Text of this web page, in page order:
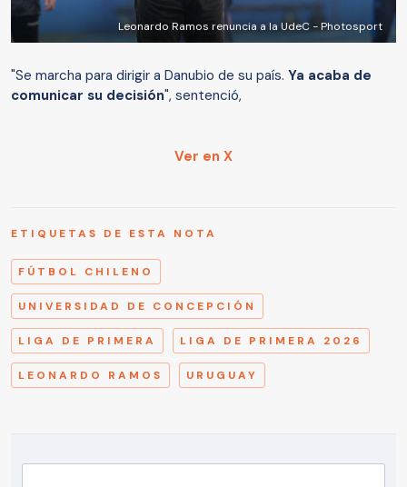
Leonardo Ramos renuncia a la UdeC - Photosport
"Se marcha para dirigir a Danubio de su país. Ya acaba de
comunicar su decisión", sentenció,
Ver en X
ETIQUETAS DE ESTA NOTA
FÚTBOL CHILENO
UNIVERSIDAD DE CONCEPCIÓN
LIGA DE PRIMERA LIGA DE PRIMERA 2026
LEONARDO RAMOS URUGUAY